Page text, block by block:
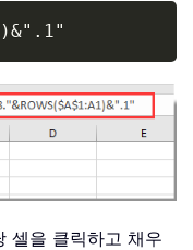
셀을 클릭하고 채우